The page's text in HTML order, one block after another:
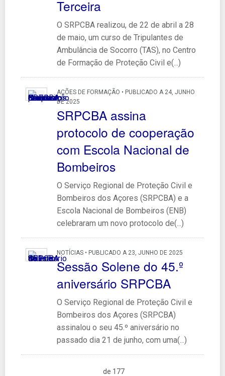
Terceira
O SRPCBA realizou, de 22 de abril a 28
de maio, um curso de Tripulantes de
Ambulância de Socorro (TAS), no Centro
de Formação de Proteção Civil e(...)
AÇÕES DE FORMAÇÃO • PUBLICADO A 24, JUNHO
DE 2025
SRPCBA assina
protocolo de cooperação
com Escola Nacional de
Bombeiros
O Serviço Regional de Proteção Civil e
Bombeiros dos Açores (SRPCBA) e a
Escola Nacional de Bombeiros (ENB)
celebraram um novo protocolo de(...)
NOTÍCIAS • PUBLICADO A 23, JUNHO DE 2025
Sessão Solene do 45.º
aniversário SRPCBA
O Serviço Regional de Proteção Civil e
Bombeiros dos Açores (SRPCBA)
assinalou o seu 45.º aniversário no
passado dia 21 de junho, com uma(...)
de 177